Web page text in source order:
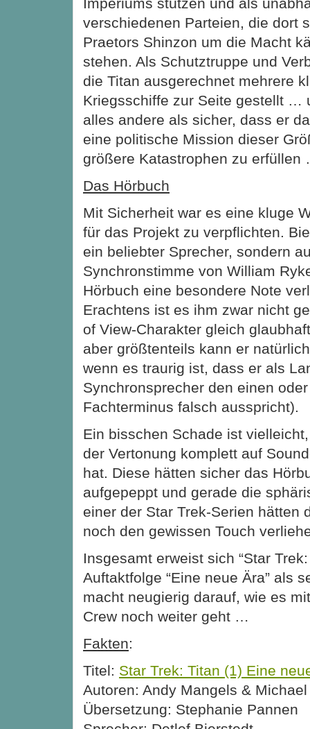
verschiedenen Parteien, die dort
Praetors Shinzon um die Macht
stehen. Als Schutztruppe und
die Titan ausgerechnet mehrere
Kriegsschiffe zur Seite gestellt …
alles andere als sicher, dass er
eine politische Mission dieser
größere Katastrophen zu erfüllen
Das Hörbuch
Mit Sicherheit war es eine kluge
für das Projekt zu verpflichten.
ein beliebter Sprecher, sondern
Synchronstimme von William
Hörbuch eine besondere Note
Erachtens ist es ihm zwar nicht
of View-Charakter gleich
aber größtenteils kann er
wenn es traurig ist, dass er als
Synchronsprecher den einen
Fachterminus falsch ausspricht).
Ein bisschen Schade ist
der Vertonung komplett auf
hat. Diese hätten sicher das
aufgepeppt und gerade die
einer der Star Trek-Serien hätten
noch den gewissen Touch
Insgesamt erweist sich “Star
Auftaktfolge “Eine neue Ära” als
macht neugierig darauf, wie es
Crew noch weiter geht …
Fakten:
Titel: Star Trek: Titan (1) Eine
Autoren: Andy Mangels &
Übersetzung: Stephanie Pannen